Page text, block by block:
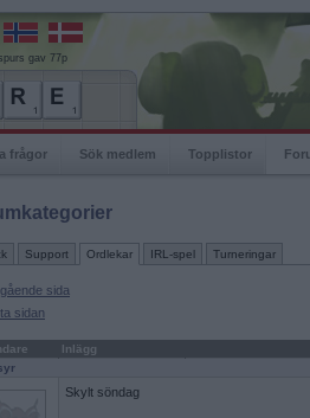
gav 77p
frågor Sök medlem Topplistor
Support Ordlekar IRL-spel Turneringar
sida
sidan
Inlägg
Skylt söndag